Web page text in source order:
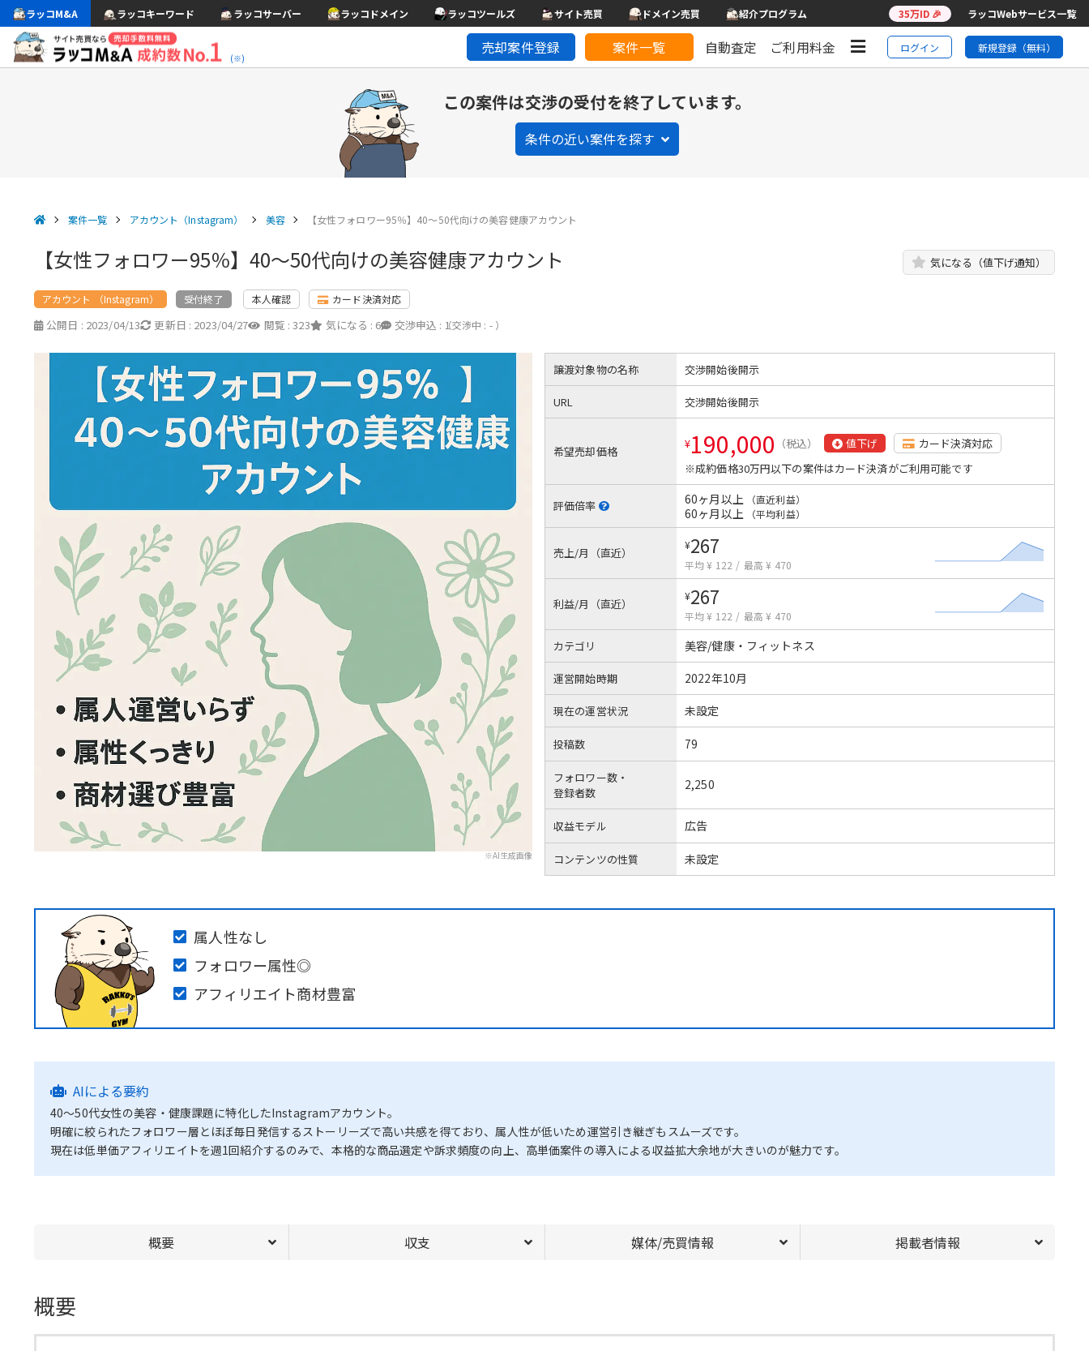
ラッコM&A ラッコキーワード ラッコサーバー ラッコドメイン ラッコツールズ サイト売買 ドメイン売買 紹介プログラム 35万ID 🎉 ラッコWebサービス一覧
(※)
売却案件登録 案件一覧 自動査定 ご利用料金 ログイン 新規登録（無料）
この案件は交渉の受付を終了しています。
条件の近い案件を探す
案件一覧 アカウント（Instagram） 美容 【女性フォロワー95％】40〜50代向けの美容健康アカウント
【女性フォロワー95％】40〜50代向けの美容健康アカウント 気になる（値下げ通知）
アカウント （Instagram） 受付終了 本人確認 カード決済対応
公開日 : 2023/04/13 更新日 : 2023/04/27 閲覧 :323 気になる : 6 交渉申込 : 1
（交渉中 : - ）
※AI生成画像
譲渡対象物の名称 交渉開始後開示
URL 交渉開始後開示
希望売却価格 ¥190,000 （税込） 値下げ
カード決済対応
※成約価格30万円以下の案件はカード決済がご利用可能です
評価倍率 60ヶ月以上 （直近利益）
60ヶ月以上 （平均利益）
売上/月（直近）
¥267
平均 ¥ 122 / 最高 ¥ 470
利益/月（直近）
¥267
平均 ¥ 122 / 最高 ¥ 470
カテゴリ 美容/健康・フィットネス
運営開始時期 2022年10月
現在の運営状況 未設定
投稿数 79
フォロワー数・
登録者数
2,250
収益モデル 広告
コンテンツの性質 未設定
属人性なし
フォロワー属性◎
アフィリエイト商材豊富
AIによる要約
40〜50代女性の美容・健康課題に特化したInstagramアカウント。
明確に絞られたフォロワー層とほぼ毎日発信するストーリーズで高い共感を得ており、属人性が低いため運営引き継ぎもスムーズです。
現在は低単価アフィリエイトを週1回紹介するのみで、本格的な商品選定や訴求頻度の向上、高単価案件の導入による収益拡大余地が大きいのが魅力です。
概要 収支 媒体/売買情報 掲載者情報
概要